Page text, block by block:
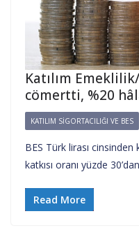
Katılım
cömertti, %20
KATILIM SIGORTACILIĞI VE BES
BES Türk lirası
katkısı oranı yüzde
Read More